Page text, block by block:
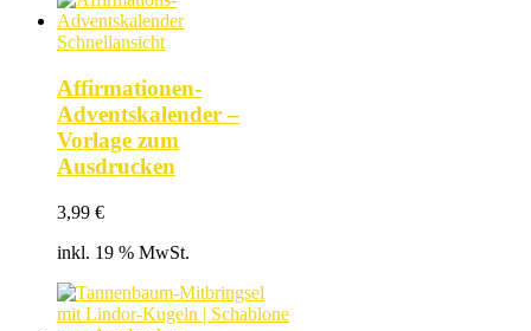
Schnellansicht
Affirmationen-
Adventskalender –
Vorlage zum
Ausdrucken
3,99 €
inkl. 19 % MwSt.